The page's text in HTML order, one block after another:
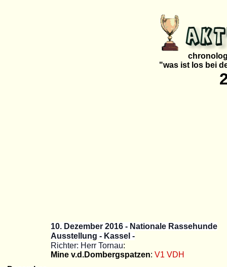
"was ist los bei
10. Dezember 2016 - Nationale Rassehunde
Ausstellung - Kassel -
Richter: Herr Tornau:
Mine v.d.Dombergspatzen: V1 VDH